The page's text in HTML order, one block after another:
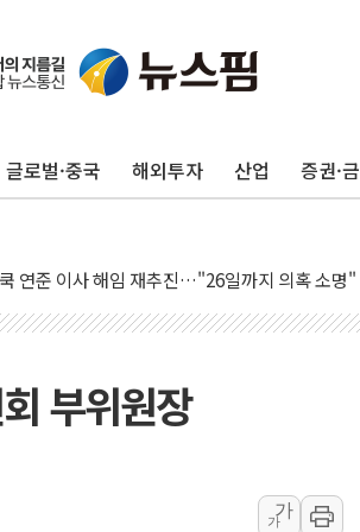
글로벌·중국 해외투자 산업 증권·
무더위 지속…청주·진천 35도, 곳곳 소나기
완수사권 폐지·공소청 출범…피해자들 '범죄 사
계 개인정보 보안 새판 짠다…'자율규제단체'
, 고용 쇼크에 금리 인상 우려 후퇴…S&P500 최
, 美 고용 예상 밖 부진에 연준 금리 인상 가능
파 기세 꺾이나…고용 감소에 9월 동결 전망 우
신·자폐증 행정명령 검토…"이르면 다음 주"
원, 백악관 무도회장 공사 중단 명령…트럼프 제
원유 수출항 '하르그섬', 최근 1주일 이상 '올
쇼크에 엔화 장중 급등…시장은 "또 개입했나" 촉
부위원장
가
가